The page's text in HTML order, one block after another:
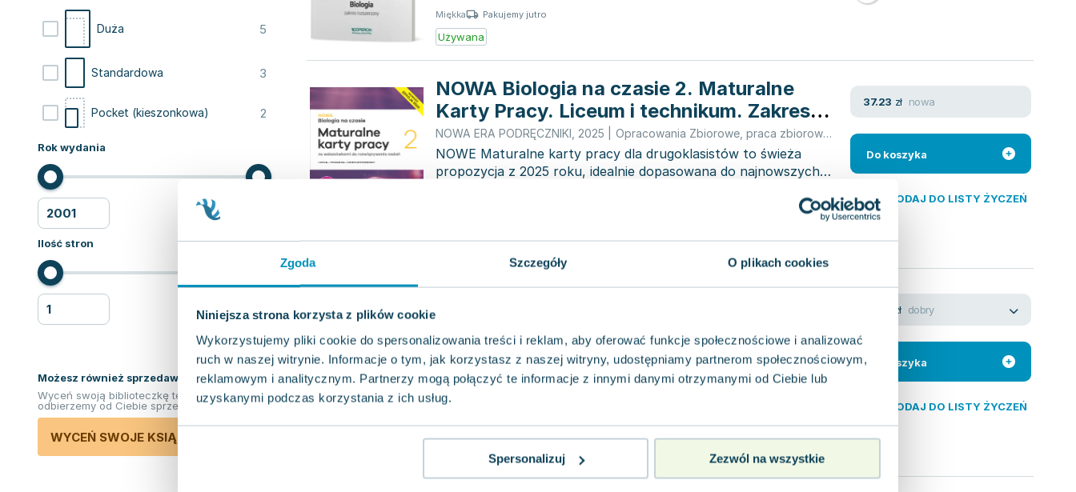
Zgoda Szczegóły O plikach cookies
Niniejsza strona korzysta z plików cookie
Wykorzystujemy pliki cookie do spersonalizowania treści i reklam, aby oferować funkcje społecznościowe i analizować
ruch w naszej witrynie. Informacje o tym, jak korzystasz z naszej witryny, udostępniamy partnerom społecznościowym,
reklamowym i analitycznym. Partnerzy mogą połączyć te informacje z innymi danymi otrzymanymi od Ciebie lub
uzyskanymi podczas korzystania z ich usług.
Spersonalizuj Zezwól na wszystkie
Duża 5
Standardowa 3
Pocket (kieszonkowa) 2
Rok wydania
Ilość stron
Możesz również sprzedawać ksiązki!
Wyceń swoją biblioteczkę teraz. Odkupimy i
odbierzemy od Ciebie sprzedane książki.
WYCEŃ SWOJE KSIĄŻKI
Miękka Pakujemy jutro
Używana
NOWA Biologia na czasie 2. Maturalne
Karty Pracy. Liceum i technikum. Zakres
rozszerzony
NOWA ERA PODRĘCZNIKI 2025 Opracowania Zbiorowe praca zbiorowa , Anna Tyc,Dawid Kaczmarek,Renata Stencel
NOWE Maturalne karty pracy dla drugoklasistów to świeża
propozycja z 2025 roku, idealnie dopasowana do najnowszych
Nowa
37.23 zł nowa
Do koszyka
DODAJ DO LISTY ŻYCZEŃ
technikum
Nowa Era,2021 | Anna Tyc,Bartłomiej Grądzki,Dawid Kaczmarek
Zamieszczony tekst jest w języku polskim. Oto zredagowany
opis:Książka rozwija kluczową umiejętność interpretowania
poleceń dzięki...
Pakujemy jutro
Używana
zł dobry
Do koszyka
DODAJ DO LISTY ŻYCZEŃ